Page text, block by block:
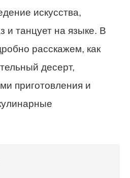
искусства,
и танцует на языке. В
расскажем, как
десерт,
приготовления и